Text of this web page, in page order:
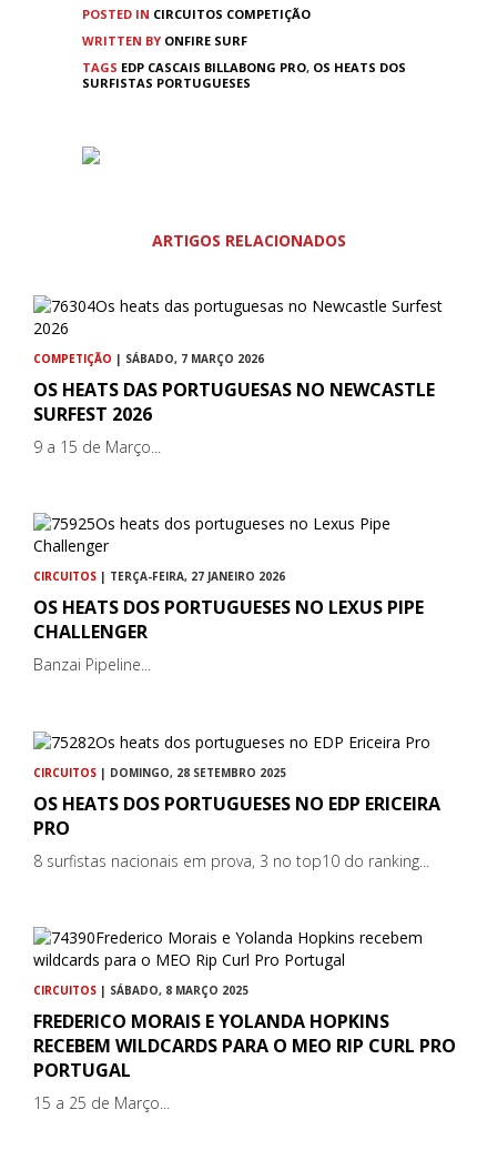
POSTED IN CIRCUITOS COMPETIÇÃO
WRITTEN BY ONFIRE SURF
TAGS EDP CASCAIS BILLABONG PRO, OS HEATS DOS
SURFISTAS PORTUGUESES
ARTIGOS RELACIONADOS
COMPETIÇÃO | SÁBADO, 7 MARÇO 2026
OS HEATS DAS PORTUGUESAS NO NEWCASTLE
SURFEST 2026
9 a 15 de Março...
CIRCUITOS | TERÇA-FEIRA, 27 JANEIRO 2026
OS HEATS DOS PORTUGUESES NO LEXUS PIPE
CHALLENGER
Banzai Pipeline...
CIRCUITOS | DOMINGO, 28 SETEMBRO 2025
OS HEATS DOS PORTUGUESES NO EDP ERICEIRA
PRO
8 surfistas nacionais em prova, 3 no top10 do ranking...
CIRCUITOS | SÁBADO, 8 MARÇO 2025
FREDERICO MORAIS E YOLANDA HOPKINS
RECEBEM WILDCARDS PARA O MEO RIP CURL PRO
PORTUGAL
15 a 25 de Março...